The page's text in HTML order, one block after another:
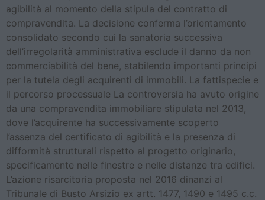
agibilità al momento della stipula del contratto di
compravendita. La decisione conferma l’orientamento
consolidato secondo cui la sanatoria successiva
dell’irregolarità amministrativa esclude il danno da non
commerciabilità del bene, stabilendo importanti principi
per la tutela degli acquirenti di immobili. La fattispecie e
il percorso processuale La controversia ha avuto origine
da una compravendita immobiliare stipulata nel 2013,
dove l’acquirente ha successivamente scoperto
l’assenza del certificato di agibilità e la presenza di
difformità strutturali rispetto al progetto originario,
specificamente nelle finestre e nelle distanze tra edifici.
L’azione risarcitoria proposta nel 2016 dinanzi al
Tribunale di Busto Arsizio ex artt. 1477, 1490 e 1495 c.c.